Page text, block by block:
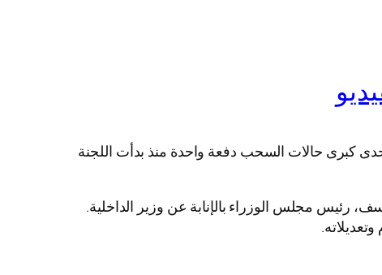
الوزراء، في إحدى كبرى حالات السحب دفعة واحدة منذ بدأت اللجنة
رئيس مجلس الوزراء بالإنابة عن وزير الداخلية.